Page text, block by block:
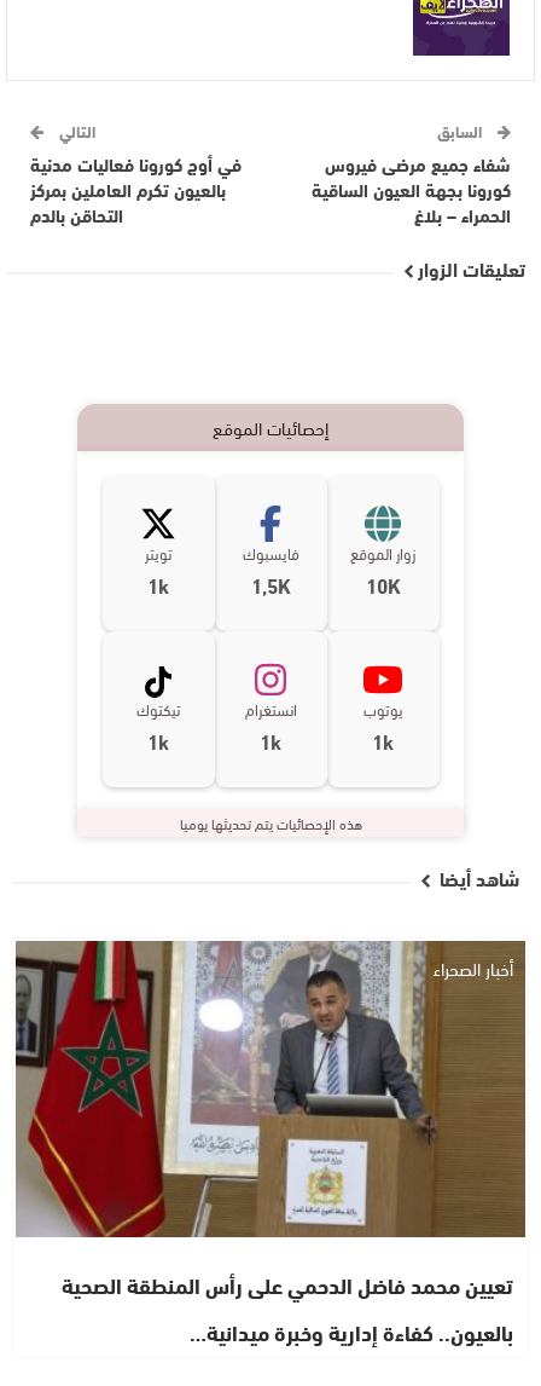
السابق
شفاء جميع مرضى فيروس
كورونا بجهة العيون الساقية
الحمراء – بلاغ
التالي
في أوج كورونا فعاليات مدنية
بالعيون تكرم العاملين بمركز
التحاقن بالدم
تعليقات الزوار
إحصائيات الموقع
زوار الموقع
10K
فايسبوك
1,5K
تويتر
1k
يوتوب
1k
انستغرام
1k
تيكتوك
1k
هذه الإحصائيات يتم تحديثها يوميا
شاهد أيضا
أخبار الصحراء
تعيين محمد فاضل الدحمي على رأس المنطقة الصحية
بالعيون.. كفاءة إدارية وخبرة ميدانية…